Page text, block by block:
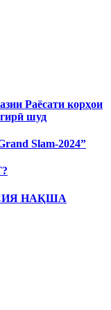
Раёсати корҳои
шуд
Slam-2024”
НАҚША